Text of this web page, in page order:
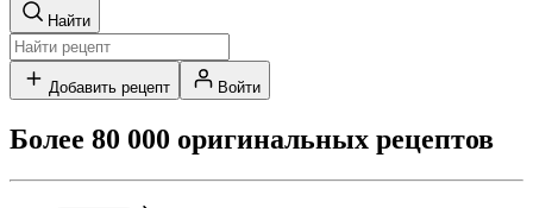
Найти
Добавить рецепт Войти
Более 80 000 оригинальных рецептов